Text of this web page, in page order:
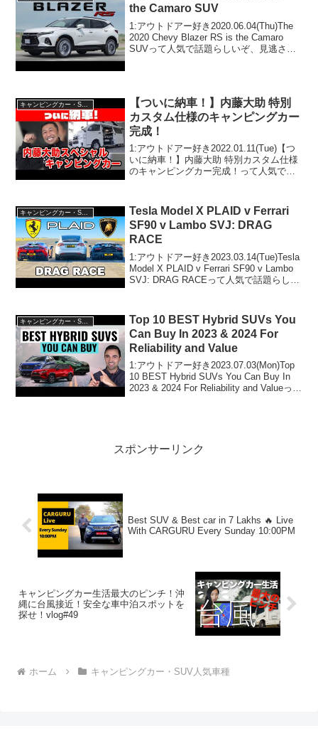
the Camaro SUV
1:アウトドアー好き2020.06.04(Thu)The
2020 Chevy Blazer RS is the Camaro
SUVって人気で話題らしいぞ、見逃さな
【ついに納車！】内藤大助 特別
カスタム仕様のキャンピングカー
完成！
1:アウトドアー好き2022.01.11(Tue)【つ
いに納車！】内藤大助 特別カスタム仕様
のキャンピングカー完成！って人気で話
目です！3:アウトドア...
キャンピングカー・SUV人気車種
Tesla Model X PLAID v Ferrari
SF90 v Lambo SVJ: DRAG
RACE
1:アウトドアー好き2023.03.14(Tue)Tesla
Model X PLAID v Ferrari SF90 v Lambo
SVJ: DRAG RACEって人気で話題らしい
Top 10 BEST Hybrid SUVs You
Can Buy In 2023 & 2024 For
Reliability and Value
1:アウトドアー好き2023.07.03(Mon)Top
10 BEST Hybrid SUVs You Can Buy In
2023 & 2024 For Reliability and Valueって
スポンサーリンク
Best SUV & Best car in 7 Lakhs 🔥 Live
With CARGURU Every Sunday 10:00PM
キャンピングカー生活最大のピンチ！沖
縄に台風接近！安全な車中泊スポットを
探せ！vlog#49
ホーム キャンピングカー・SUV人気車種